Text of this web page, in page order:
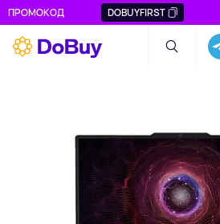
ПРОМОКОД DOBUYFIRST